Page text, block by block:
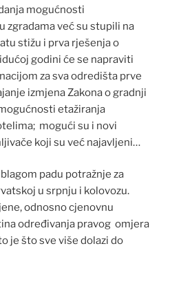
mogućnosti
zgradama već su stupili na
stižu i prva rješenja o
godini će se napraviti
za sva odredišta prve
izmjena Zakona o gradnji
etažiranja
mogući su i novi
koji su već najavljeni…
padu potražnje za
u srpnju i kolovozu.
odnosno cjenovnu
određivanja pravog omjera
je što sve više dolazi do